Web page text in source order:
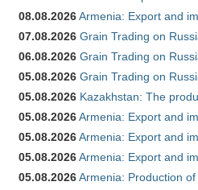
08.08.2026Armenia: Export and
07.08.2026 Grain Trading on
06.08.2026 Grain Trading on
05.08.2026 Grain Trading on
05.08.2026 Kazakhstan: The
05.08.2026Armenia: Export and
05.08.2026Armenia: Export and
05.08.2026Armenia: Export and
05.08.2026Armenia: Production